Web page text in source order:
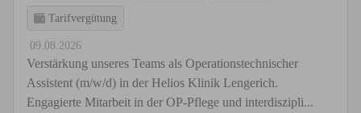
Tarifvergütung
09.08.2026
Verstärkung unseres Teams als Operationstechnischer
Assistent (m/w/d) in der Helios Klinik Lengerich.
Engagierte Mitarbeit in der OP-Pflege und interdiszipli...